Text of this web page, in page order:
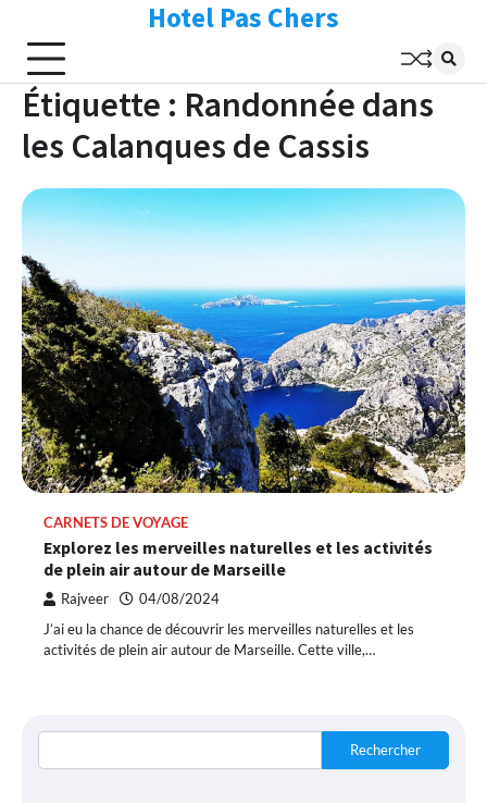
content
Hotel Pas Chers
Étiquette : Randonnée dans
les Calanques de Cassis
CARNETS DE VOYAGE
Explorez les merveilles naturelles et les activités
de plein air autour de Marseille
Rajveer 04/08/2024
J’ai eu la chance de découvrir les merveilles naturelles et les
activités de plein air autour de Marseille. Cette ville,…
Rechercher